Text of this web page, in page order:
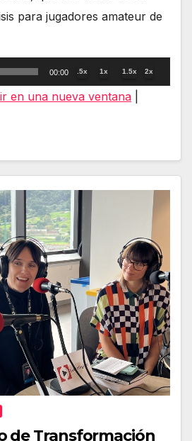
para jugadores amateur de
00:00 .5x 1x 1.5x 2x
en una nueva ventana
de Transformación